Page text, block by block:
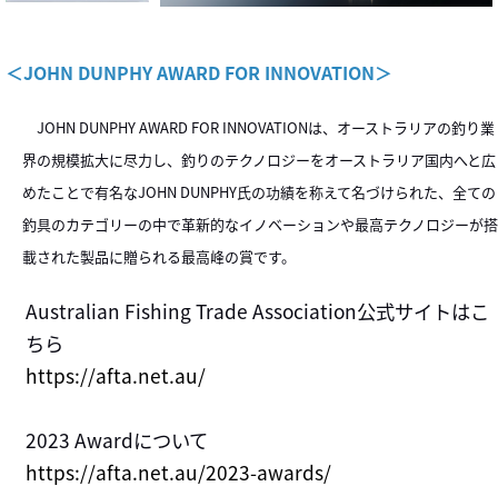
＜JOHN DUNPHY AWARD FOR INNOVATION＞
JOHN DUNPHY AWARD FOR INNOVATIONは、オーストラリアの釣り業
界の規模拡大に尽力し、釣りのテクノロジーをオーストラリア国内へと広
めたことで有名なJOHN DUNPHY氏の功績を称えて名づけられた、全ての
釣具のカテゴリーの中で革新的なイノベーションや最高テクノロジーが搭
載された製品に贈られる最高峰の賞です。
Australian Fishing Trade Association公式サイトはこ
ちら
https://afta.net.au/
2023 Awardについて
https://afta.net.au/2023-awards/